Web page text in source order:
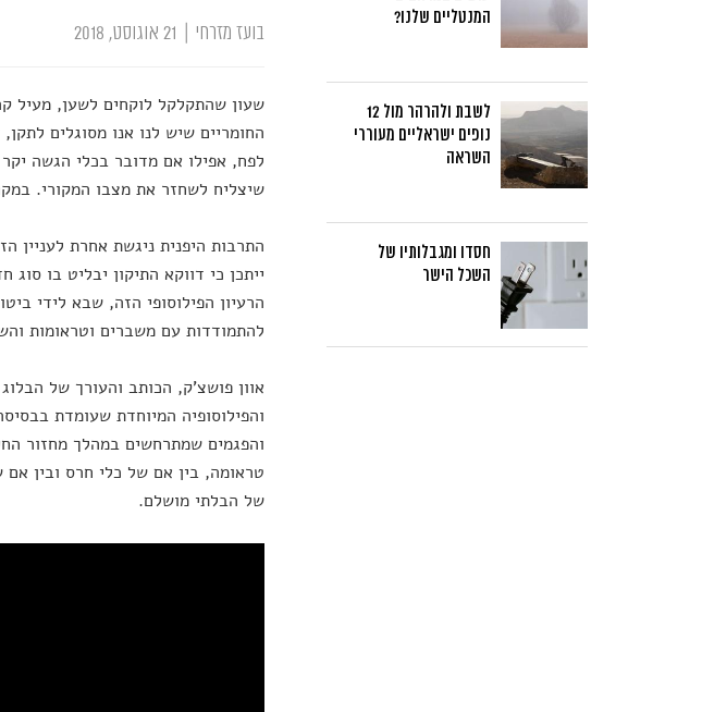
בועז מזרחי
שעון שהתקלקל לוקחים לשען, מעיל
החומריים שיש לנו אנו מסוגלים
לפח, אפילו אם מדובר בכלי הגשה
שיצליח לשחזר את מצבו המקורי.
התרבות היפנית ניגשת אחרת
ייתכן כי דווקא התיקון יבליט בו
הרעיון הפילוסופי הזה, שבא לידי
להתמודדות עם משברים וטראומות
אוון פושצ'ק, הכותב והעורך של
והפילוסופיה המיוחדת שעומדת
והפגמים שמתרחשים במהלך מחזור
טראומה, בין אם של כלי חרס ובין
של הבלתי מושלם.
המנטליים שלנו?
לשבת ולהרהר מול 12
נופים ישראליים מעוררי
השראה
חסדו ומגבלותיו של
השכל הישר